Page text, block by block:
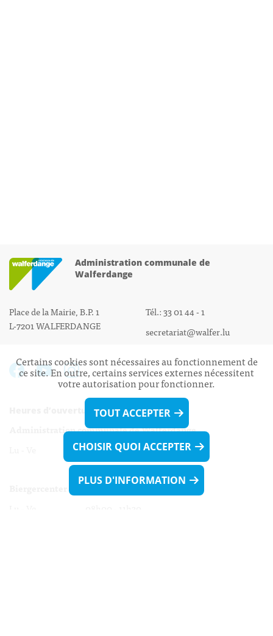
Administration communale de
Walferdange
Place de la Mairie, B.P. 1
L-7201 WALFERDANGE
Tél.: 33 01 44 - 1
secretariat@walfer.lu
Heures d’ouverture:
Administration communale de Walferdange
Lu - Ve 08h00 - 11h30
13h30 - 16h00
Certains cookies sont nécessaires au fonctionnement de
ce site. En outre, certains services externes nécessitent
votre autorisation pour fonctionner.
TOUT ACCEPTER
CHOISIR QUOI ACCEPTER
PLUS D'INFORMATION